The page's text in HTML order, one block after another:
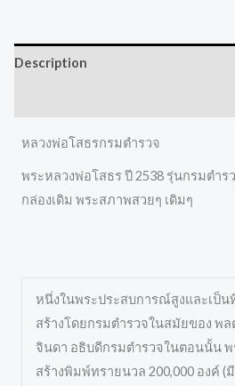
Description
หลวงพ่อโสธรกรมตำรวจ
พระหลวงพ่อโสธร ปี 2538 รุ่นกรมตำร
กล่องเดิม พระสภาพสวยๆ เดิมๆ
หนึ่งในพระประสบการณ์สูงและเป็น
สร้างโดยกรมตำรวจในสมัยของ พ
จินดา อธิบดีกรมตำรวจในตอนนั้น
สร้างพิมพ์ทรายนวล 200,000 องค์